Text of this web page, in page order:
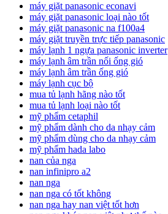
máy giặt panasonic econavi
máy giặt panasonic loại nào tốt
máy giặt panasonic na f100a4
máy giặt truyền trực tiếp panasonic
máy lạnh 1 ngựa panasonic inverter
máy lạnh âm trần nối ống gió
máy lạnh âm trần ống gió
máy lạnh cục bộ
mua tủ lạnh hãng nào tốt
mua tủ lạnh loại nào tốt
mỹ phẩm cetaphil
mỹ phẩm dành cho da nhạy cảm
mỹ phẩm dùng cho da nhạy cảm
mỹ phẩm hada labo
nan của nga
nan infinipro a2
nan nga
nan nga có tốt không
nan nga hay nan việt tốt hơn